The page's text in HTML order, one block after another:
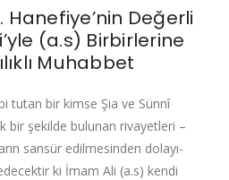
Değerli
(a.s) Birbirlerine
Muhabbet
tutan bir kimse Şia ve Sünnî
bir şekilde bulunan rivayetleri –
sansür edilmesinden dolayı-
ki İmam Ali (a.s) kendi